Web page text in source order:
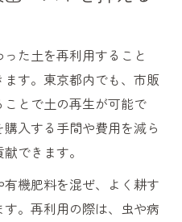
た土を再利用すること
す。東京都内でも、市販
とで土の再生が可能で
入する手間や費用を減ら
できます。
機肥料を混ぜ、よく耕す
。再利用の際は、虫や病